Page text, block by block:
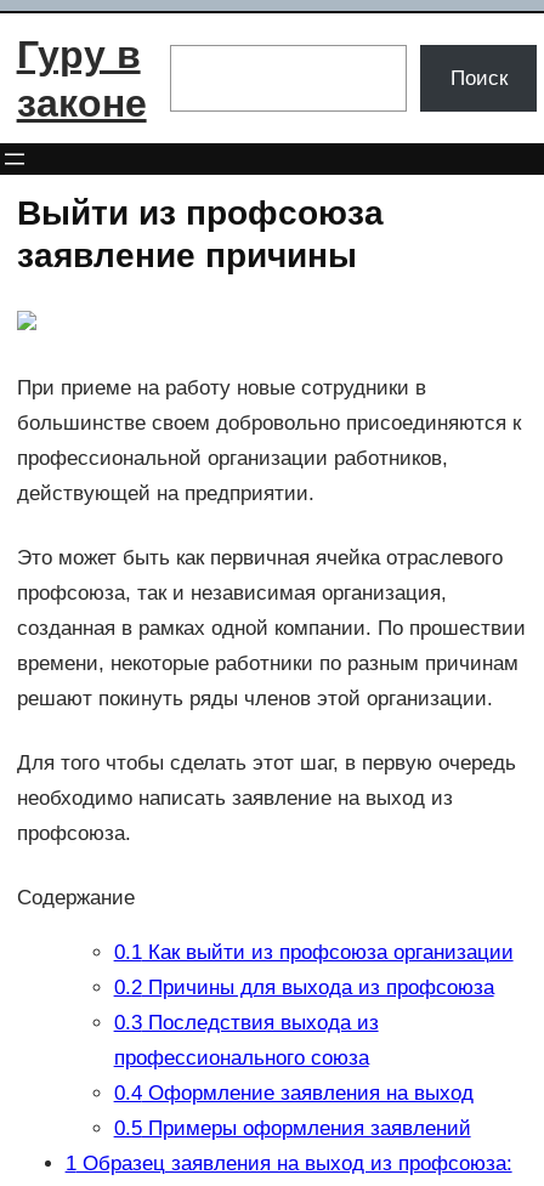
Перейти
Гуру в
законе
Поиск
Выйти из профсоюза
заявление причины
При приеме на работу новые сотрудники в
большинстве своем добровольно присоединяются к
профессиональной организации работников,
действующей на предприятии.
Это может быть как первичная ячейка отраслевого
профсоюза, так и независимая организация,
созданная в рамках одной компании. По прошествии
времени, некоторые работники по разным причинам
решают покинуть ряды членов этой организации.
Для того чтобы сделать этот шаг, в первую очередь
необходимо написать заявление на выход из
профсоюза.
Содержание
0.1Как выйти из профсоюза организации
0.2Причины для выхода из профсоюза
0.3Последствия выхода из
профессионального союза
0.4Оформление заявления на выход
0.5Примеры оформления заявлений
1Образец заявления на выход из профсоюза: